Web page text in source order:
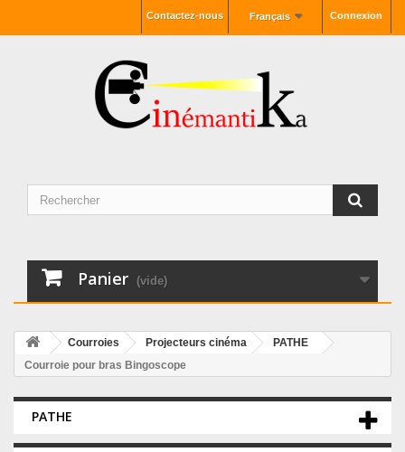
Connexion
Français
Contactez-nous
Panier (vide)
Courroies Projecteurs cinéma
PATHE
Courroie pour bras Bingoscope
PATHE